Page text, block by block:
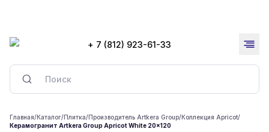
+ 7 (812) 923-61-33
Главная/Каталог/Плитка/Производитель Artkera Group/Коллекция Apricot/
Керамогранит Artkera Group Apricot White 20x120